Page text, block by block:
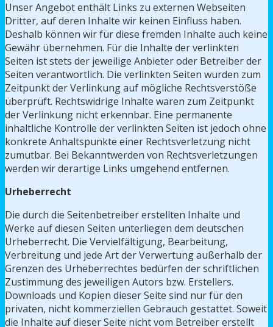
Unser Angebot enthält Links zu externen Webseiten
Dritter, auf deren Inhalte wir keinen Einfluss haben.
Deshalb können wir für diese fremden Inhalte auch keine
Gewähr übernehmen. Für die Inhalte der verlinkten
Seiten ist stets der jeweilige Anbieter oder Betreiber der
Seiten verantwortlich. Die verlinkten Seiten wurden zum
Zeitpunkt der Verlinkung auf mögliche Rechtsverstöße
überprüft. Rechtswidrige Inhalte waren zum Zeitpunkt
der Verlinkung nicht erkennbar. Eine permanente
inhaltliche Kontrolle der verlinkten Seiten ist jedoch ohne
konkrete Anhaltspunkte einer Rechtsverletzung nicht
zumutbar. Bei Bekanntwerden von Rechtsverletzungen
werden wir derartige Links umgehend entfernen.
Urheberrecht
Die durch die Seitenbetreiber erstellten Inhalte und
Werke auf diesen Seiten unterliegen dem deutschen
Urheberrecht. Die Vervielfältigung, Bearbeitung,
Verbreitung und jede Art der Verwertung außerhalb der
Grenzen des Urheberrechtes bedürfen der schriftlichen
Zustimmung des jeweiligen Autors bzw. Erstellers.
Downloads und Kopien dieser Seite sind nur für den
privaten, nicht kommerziellen Gebrauch gestattet. Soweit
die Inhalte auf dieser Seite nicht vom Betreiber erstellt